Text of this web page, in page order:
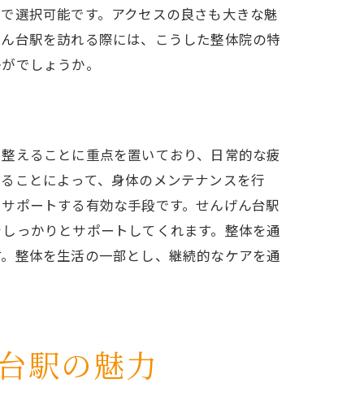
選択可能です。アクセスの良さも大きな魅
台駅を訪れる際には、こうした整体院の特
でしょうか。
えることに重点を置いており、日常的な疲
ことによって、身体のメンテナンスを行
ポートする有効な手段です。せんげん台駅
っかりとサポートしてくれます。整体を通
整体を生活の一部とし、継続的なケアを通
駅の魅力